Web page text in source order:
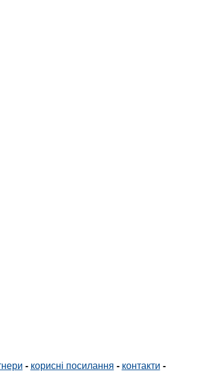
- корисні посилання - контакти -